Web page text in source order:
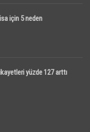
için 5 neden
yüzde 127 arttı